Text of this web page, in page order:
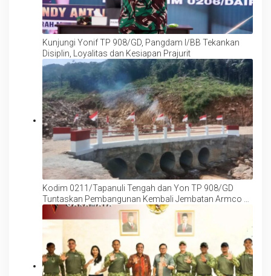
Kunjungi Yonif TP 908/GD, Pangdam I/BB Tekankan
Disiplin, Loyalitas dan Kesiapan Prajurit
Kodim 0211/Tapanuli Tengah dan Yon TP 908/GD
Tuntaskan Pembangunan Kembali Jembatan Armco di
Desa Bair